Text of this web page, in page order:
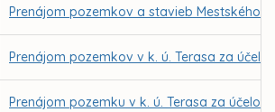
Prenájom pozemkov a stavieb Mestského
Prenájom pozemkov v k. ú. Terasa za
Prenájom pozemku v k. ú. Terasa za